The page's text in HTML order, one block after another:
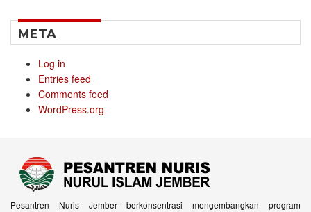
META
Log in
Entries feed
Comments feed
WordPress.org
Pesantren Nuris Jember berkonsentrasi mengembangkan program